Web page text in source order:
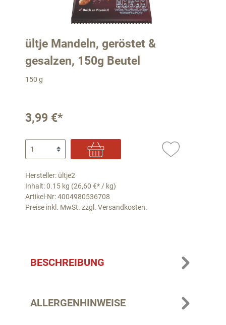
ültje Mandeln, geröstet &
gesalzen, 150g Beutel
150 g
3,99 €*
Hersteller: ültje2
Inhalt: 0.15 kg (26,60 €* / kg)
Artikel-Nr: 4004980536708
Preise inkl. MwSt. zzgl. Versandkosten.
BESCHREIBUNG
ALLERGENHINWEISE